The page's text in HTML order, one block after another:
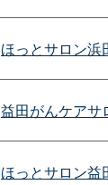
ほっとサロン浜
益田がんケアサ
ほっとサロン益